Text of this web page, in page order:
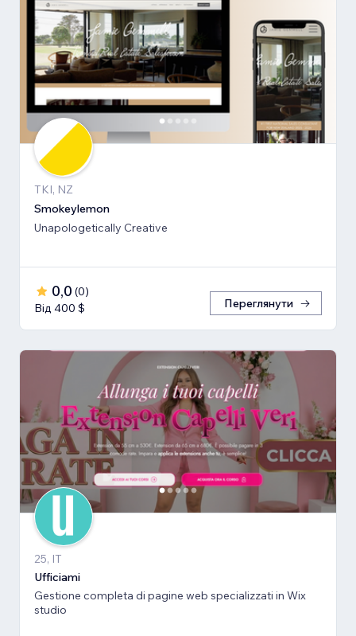
TKI, NZ
Smokeylemon
Unapologetically Creative
0,0 (0)
Від 400 $
Переглянути
25, IT
Ufficiami
Gestione completa di pagine web specializzati in Wix
studio